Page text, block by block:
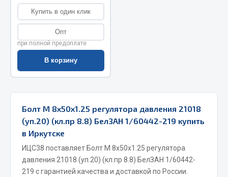
Весь раздел
Система питания
Подвеска
Тормозная система
Двери
Окно ветровое
Двигатель
Электрооборудование
Купить в один клик
Опт
при полной предоплате
В корзину
Болт М 8х50х1.25 регулятора давления 21018
(уп.20) (кл.пр 8.8) БелЗАН 1/60442-219 купить
в Иркутске
ИЦС38 поставляет Болт М 8х50х1.25 регулятора
давления 21018 (уп.20) (кл.пр 8.8) БелЗАН 1/60442-
219 с гарантией качества и доставкой по России.